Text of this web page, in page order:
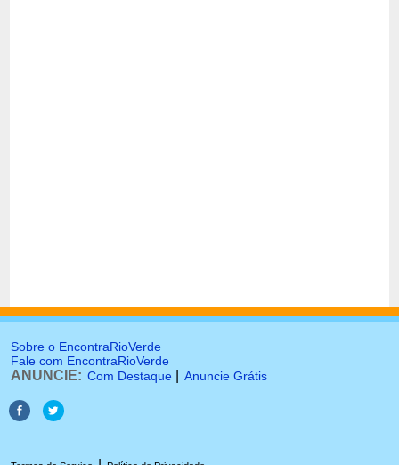
Sobre o EncontraRioVerde
Fale com EncontraRioVerde
ANUNCIE: Com Destaque Anuncie Grátis